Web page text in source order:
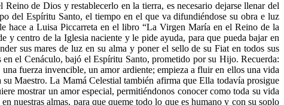
de Dios y restablecerlo en la tierra, es necesario dejarse llenar del
del Espíritu Santo, el tiempo en el que va difundiéndose su obra e luz
hace a Luisa Piccarreta en el libro “La Virgen María en el Reino de la
centro de la Iglesia naciente y le pide ayuda, para que pueda bajar en
sus mares de luz en su alma y poner el sello de su Fiat en todos sus
el Cenáculo, bajó el Espíritu Santo, prometido por su Hijo. Recuerda:
fuerza invencible, un amor ardiente; empieza a fluir en ellos una vida
Maestro. La Mamá Celestial también afirma que Ella todavía prosigue
mostrar un amor especial, permitiéndonos conocer como toda su vida
nuestras almas, para que queme todo lo que es humano y con su soplo